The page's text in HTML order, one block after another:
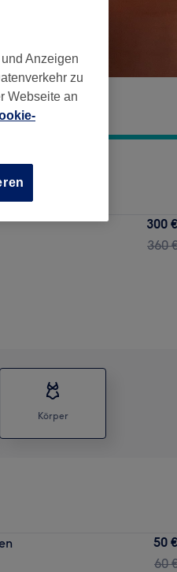
300 €
360
Körper
50 €
60
Anzeigen
zu
Webseite an